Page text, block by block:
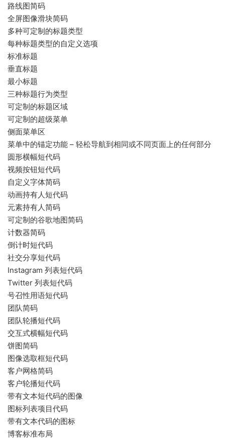
路线图简码
全屏图像滑块简码
多种可定制的标题类型
每种标题类型的自定义选项
标准标题
垂直标题
最小标题
三种标题行为类型
可定制的标题区域
可定制的超级菜单
侧面菜单区
菜单中的锚定功能 – 轻松导航到相同或不同页面上的任何部分
圆形横幅短代码
视频按钮短代码
自定义字体简码
动画持有人短代码
元素持有人简码
可定制的谷歌地图简码
计数器简码
倒计时短代码
社交分享短代码
Instagram 列表短代码
Twitter 列表短代码
号召性用语短代码
团队简码
团队轮播短代码
交互式横幅短代码
饼图简码
图像选取框短代码
客户网格简码
客户轮播短代码
带有文本短代码的图像
图标列表项目代码
带有文本代码的图标
博客标准布局